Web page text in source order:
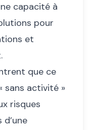
capacité à
pour
et
que ce
sans activité »
risques